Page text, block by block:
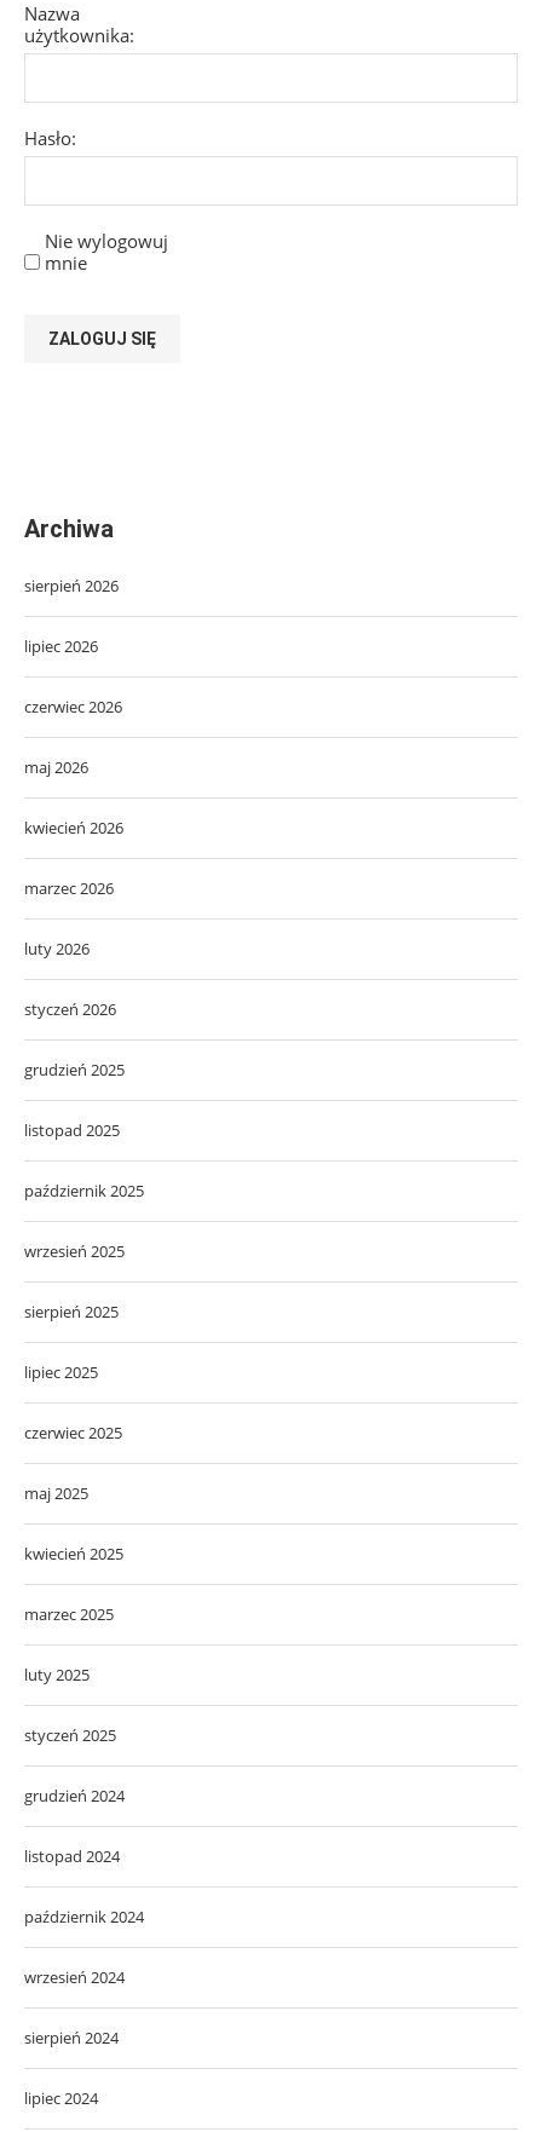
Nazwa
użytkownika:
Hasło:
Nie wylogowuj
mnie
ZALOGUJ SIĘ
Archiwa
sierpień 2026
lipiec 2026
czerwiec 2026
maj 2026
kwiecień 2026
marzec 2026
luty 2026
styczeń 2026
grudzień 2025
listopad 2025
październik 2025
wrzesień 2025
sierpień 2025
lipiec 2025
czerwiec 2025
maj 2025
kwiecień 2025
marzec 2025
luty 2025
styczeń 2025
grudzień 2024
listopad 2024
październik 2024
wrzesień 2024
sierpień 2024
lipiec 2024